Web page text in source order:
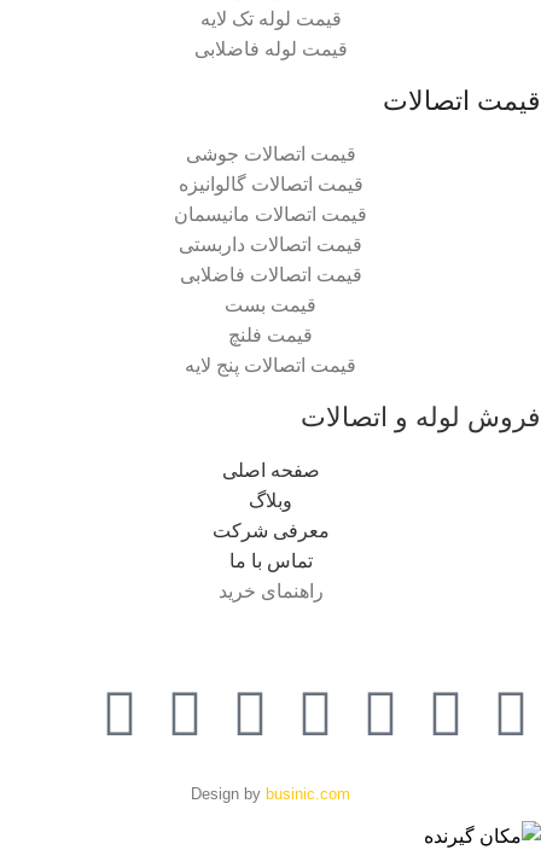
قیمت لوله تک لایه
قیمت لوله فاضلابی
قیمت اتصالات
قیمت اتصالات جوشی
قیمت اتصالات گالوانیزه
قیمت اتصالات مانیسمان
قیمت اتصالات داربستی
قیمت اتصالات فاضلابی
قیمت بست
قیمت فلنچ
قیمت اتصالات پنج لایه
فروش لوله و اتصالات
صفحه اصلی
وبلاگ
معرفی شرکت
تماس با ما
راهنمای خرید
Design by businic.com